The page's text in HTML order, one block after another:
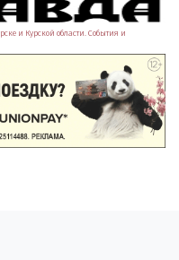
и Курской области. События и